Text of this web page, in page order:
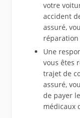
votre
accident
assuré,
réparation
Une
vous êtes
trajet de
assuré,
de payer
médicaux